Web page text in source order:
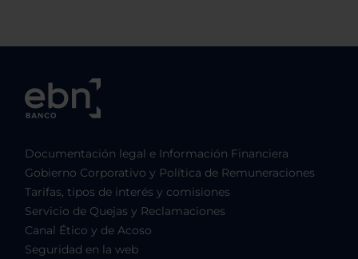
Documentación legal e Información Financiera
Gobierno Corporativo y Política de Remuneraciones
Tarifas, tipos de interés y comisiones
Servicio de Quejas y Reclamaciones
Canal Ético y de Acoso
Seguridad en la web